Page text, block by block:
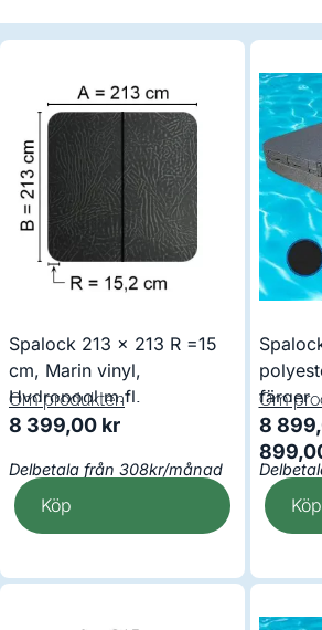
Spalock 213 x 213 R =15
cm, Marin vinyl,
Hydropool m.fl.
Om produkten
8 399,00 kr
Delbetala från 308kr/månad
Köp
färger
Om
8
Köp